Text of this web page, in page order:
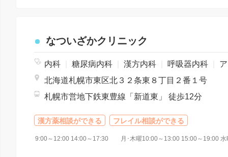
なついざかクリニック
内科 糖尿病内科 漢方内科 呼吸器内科
アレルギー科
北海道札幌市東区北３２条東８丁目２番１号
札幌市営地下鉄東豊線「新道東」 徒歩12分
漢方薬相談ができる フレイル相談ができる